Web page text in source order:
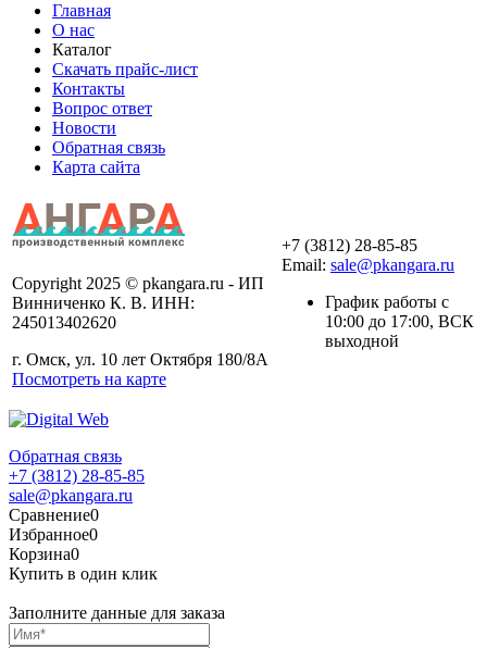
Главная
О нас
Каталог
Скачать прайс-лист
Контакты
Вопрос ответ
Новости
Обратная связь
Карта сайта
Copyright 2025 © pkangara.ru - ИП
Винниченко К. В. ИНН:
245013402620
г. Омск, ул. 10 лет Октября 180/8А
Посмотреть на карте
+7 (3812) 28-85-85
Email: sale@pkangara.ru
График работы с
10:00 до 17:00, ВСК
выходной
Обратная связь
+7 (3812) 28-85-85
sale@pkangara.ru
Сравнение0
Избранное0
Корзина0
Купить в один клик
Заполните данные для заказа